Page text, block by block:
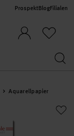
ProspektBlogFilialen
Aquarellpapier